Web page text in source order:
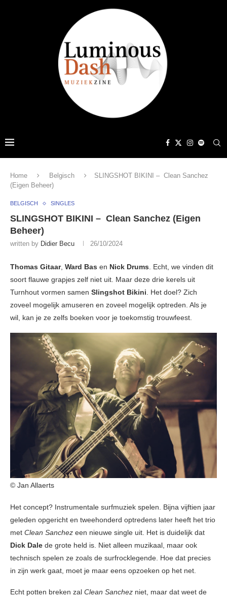
Home Belgisch
SLINGSHOT BIKINI – Clean Sanchez
(Eigen Beheer)
BELGISCH SINGLES
SLINGSHOT BIKINI – Clean Sanchez (Eigen
Beheer)
written by Didier Becu 26/10/2024
Thomas Gitaar, Ward Bas en Nick Drums. Echt, we vinden dit
soort flauwe grapjes zelf niet uit. Maar deze drie kerels uit
Turnhout vormen samen Slingshot Bikini. Het doel? Zich
zoveel mogelijk amuseren en zoveel mogelijk optreden. Als je
wil, kan je ze zelfs boeken voor je toekomstig trouwfeest.
© Jan Allaerts
Het concept? Instrumentale surfmuziek spelen. Bijna vijftien jaar
geleden opgericht en tweehonderd optredens later heeft het trio
met Clean Sanchez een nieuwe single uit. Het is duidelijk dat
Dick Dale de grote held is. Niet alleen muzikaal, maar ook
technisch spelen ze zoals de surfrocklegende. Hoe dat precies
in zijn werk gaat, moet je maar eens opzoeken op het net.
Echt potten breken zal Clean Sanchez niet, maar dat weet de